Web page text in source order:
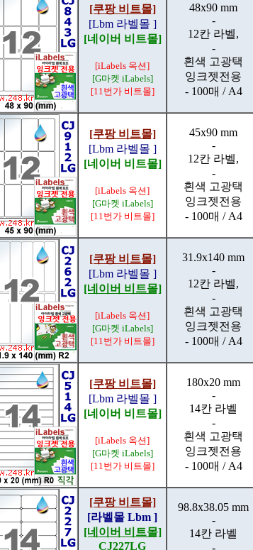
[쿠팡 비트몰]
[Lbm 라벨몰 ]
[네이버 비트몰]
[iLabels 옥션]
[G마켓 iLabels]
[11번가 비트몰]
48x90 mm
-
12칸 라벨,
-
흰색 고광택
잉크젯전용
- 100매 / A4
[쿠팡 비트몰]
[Lbm 라벨몰 ]
[네이버 비트몰]
[iLabels 옥션]
[G마켓 iLabels]
[11번가 비트몰]
45x90 mm
-
12칸 라벨,
-
흰색 고광택
잉크젯전용
- 100매 / A4
[쿠팡 비트몰]
[Lbm 라벨몰 ]
[네이버 비트몰]
[iLabels 옥션]
[G마켓 iLabels]
[11번가 비트몰]
31.9x140 mm
-
12칸 라벨,
-
흰색 고광택
잉크젯전용
- 100매 / A4
[쿠팡 비트몰]
[Lbm 라벨몰 ]
[네이버 비트몰]
[iLabels 옥션]
[G마켓 iLabels]
[11번가 비트몰]
180x20 mm
-
14칸 라벨
-
흰색 고광택
잉크젯전용
- 100매 / A4
[쿠팡 비트몰]
[라벨몰 Lbm ]
[네이버 비트몰]
CJ227LG
98.8x38.05 mm
-
14칸 라벨
-